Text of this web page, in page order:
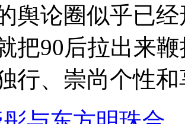
舆论圈似乎已
把90后拉出来
行、崇尚个性和